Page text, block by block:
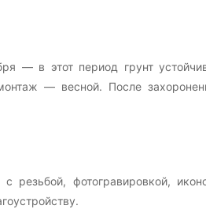
— в этот период грунт
— весной. После
резьбой, фотогравировкой,